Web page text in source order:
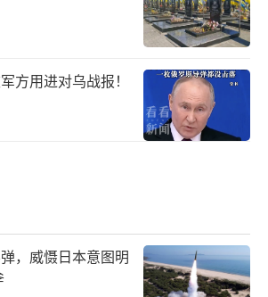
方用进对乌战报！
，威慑日本意图明